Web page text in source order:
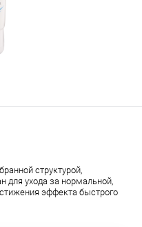
структурой,
для ухода за нормальной,
эффекта быстрого